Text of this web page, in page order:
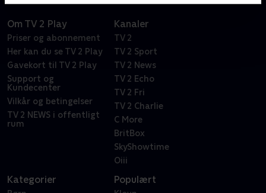
Om TV 2 Play
Priser og abonnement
Her kan du se TV 2 Play
Gavekort til TV 2 Play
Support og
Kundecenter
Vilkår og betingelser
TV 2 NEWS i offentligt
rum
Kanaler
TV 2
TV 2 Sport
TV 2 News
TV 2 Echo
TV 2 Fri
TV 2 Charlie
C More
BritBox
SkyShowtime
Oiii
Kategorier Populært